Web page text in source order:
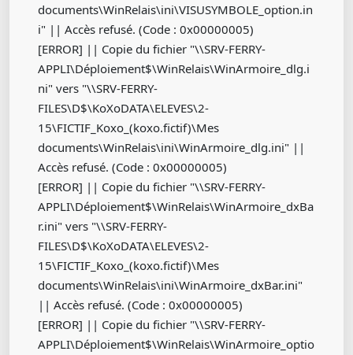
documents\WinRelais\ini\VISUSYMBOLE_option.in
i" || Accès refusé. (Code : 0x00000005)
[ERROR] || Copie du fichier "\\SRV-FERRY-
APPLI\Déploiement$\WinRelais\WinArmoire_dlg.i
ni" vers "\\SRV-FERRY-
FILES\D$\KoXoDATA\ELEVES\2-
15\FICTIF_Koxo_(koxo.fictif)\Mes
documents\WinRelais\ini\WinArmoire_dlg.ini" ||
Accès refusé. (Code : 0x00000005)
[ERROR] || Copie du fichier "\\SRV-FERRY-
APPLI\Déploiement$\WinRelais\WinArmoire_dxBa
r.ini" vers "\\SRV-FERRY-
FILES\D$\KoXoDATA\ELEVES\2-
15\FICTIF_Koxo_(koxo.fictif)\Mes
documents\WinRelais\ini\WinArmoire_dxBar.ini"
|| Accès refusé. (Code : 0x00000005)
[ERROR] || Copie du fichier "\\SRV-FERRY-
APPLI\Déploiement$\WinRelais\WinArmoire_optio